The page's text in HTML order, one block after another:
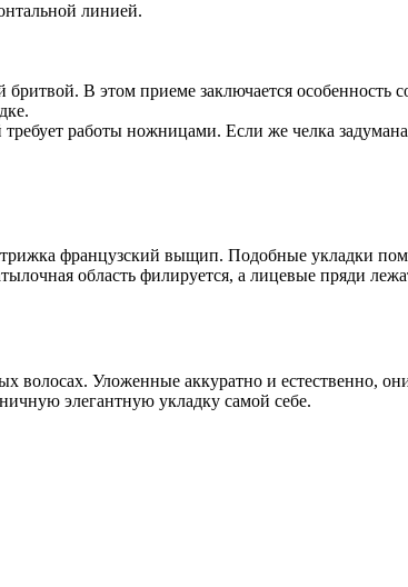
линией.
В этом приеме заключается особенность
работы ножницами. Если же челка
французский выщип. Подобные укладки
область филируется, а лицевые пряди
волосах. Уложенные аккуратно и естественно,
элегантную укладку самой себе.